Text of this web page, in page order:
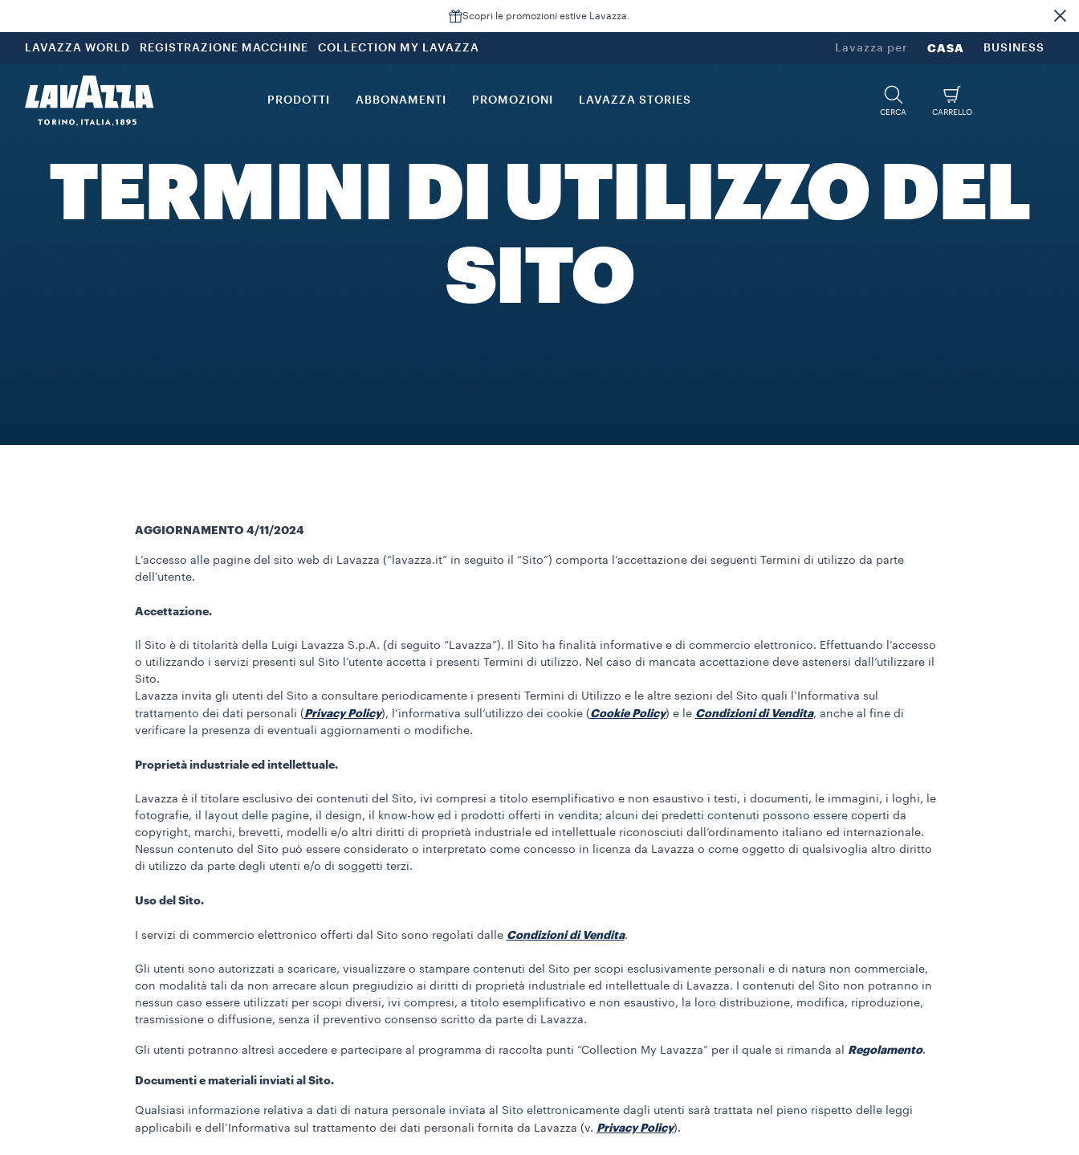
Scopri le promozioni estive Lavazza.
LAVAZZA WORLD REGISTRAZIONE MACCHINE COLLECTION MY LAVAZZA Lavazza per CASA BUSINESS
PRODOTTI ABBONAMENTI PROMOZIONI LAVAZZA STORIES
CERCA CARRELLO
TERMINI DI UTILIZZO DEL
SITO
AGGIORNAMENTO 4/11/2024
L’accesso alle pagine del sito web di Lavazza (“lavazza.it” in seguito il “Sito”) comporta l’accettazione dei seguenti Termini di utilizzo da parte
dell’utente.
Accettazione.
Il Sito è di titolarità della Luigi Lavazza S.p.A. (di seguito “Lavazza”). Il Sito ha finalità informative e di commercio elettronico. Effettuando l’accesso
o utilizzando i servizi presenti sul Sito l’utente accetta i presenti Termini di utilizzo. Nel caso di mancata accettazione deve astenersi dall’utilizzare il
Sito.
Lavazza invita gli utenti del Sito a consultare periodicamente i presenti Termini di Utilizzo e le altre sezioni del Sito quali l’Informativa sul
trattamento dei dati personali ( Privacy Policy), l’informativa sull’utilizzo dei cookie ( Cookie Policy) e le Condizioni di Vendita, anche al fine di
verificare la presenza di eventuali aggiornamenti o modifiche.
Proprietà industriale ed intellettuale.
Lavazza è il titolare esclusivo dei contenuti del Sito, ivi compresi a titolo esemplificativo e non esaustivo i testi, i documenti, le immagini, i loghi, le
fotografie, il layout delle pagine, il design, il know-how ed i prodotti offerti in vendita; alcuni dei predetti contenuti possono essere coperti da
copyright, marchi, brevetti, modelli e/o altri diritti di proprietà industriale ed intellettuale riconosciuti dall’ordinamento italiano ed internazionale.
Nessun contenuto del Sito può essere considerato o interpretato come concesso in licenza da Lavazza o come oggetto di qualsivoglia altro diritto
di utilizzo da parte degli utenti e/o di soggetti terzi.
Uso del Sito.
I servizi di commercio elettronico offerti dal Sito sono regolati dalle Condizioni di Vendita.
Gli utenti sono autorizzati a scaricare, visualizzare o stampare contenuti del Sito per scopi esclusivamente personali e di natura non commerciale,
con modalità tali da non arrecare alcun pregiudizio ai diritti di proprietà industriale ed intellettuale di Lavazza. I contenuti del Sito non potranno in
nessun caso essere utilizzati per scopi diversi, ivi compresi, a titolo esemplificativo e non esaustivo, la loro distribuzione, modifica, riproduzione,
trasmissione o diffusione, senza il preventivo consenso scritto da parte di Lavazza.
Gli utenti potranno altresì accedere e partecipare al programma di raccolta punti “Collection My Lavazza” per il quale si rimanda al Regolamento.
Documenti e materiali inviati al Sito.
Qualsiasi informazione relativa a dati di natura personale inviata al Sito elettronicamente dagli utenti sarà trattata nel pieno rispetto delle leggi
applicabili e dell’Informativa sul trattamento dei dati personali fornita da Lavazza (v. Privacy Policy).